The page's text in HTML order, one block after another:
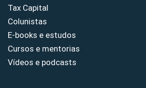
Tax Capital
Colunistas
E-books e estudos
Cursos e mentorias
Vídeos e podcasts